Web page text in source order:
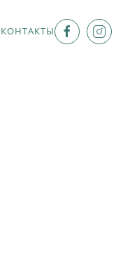
КОНТАКТЫ